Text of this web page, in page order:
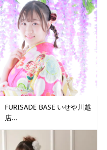
FURISADE BASE いせや川越
店...